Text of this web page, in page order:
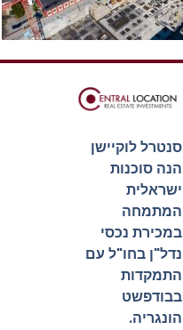
סנטרל לוקיישן
הנה סוכנות
ישראלית
המתמחה
במכירת נכסי
נדל"ן בחו"ל עם
התמקדות
בבודפשט
הונגריה.